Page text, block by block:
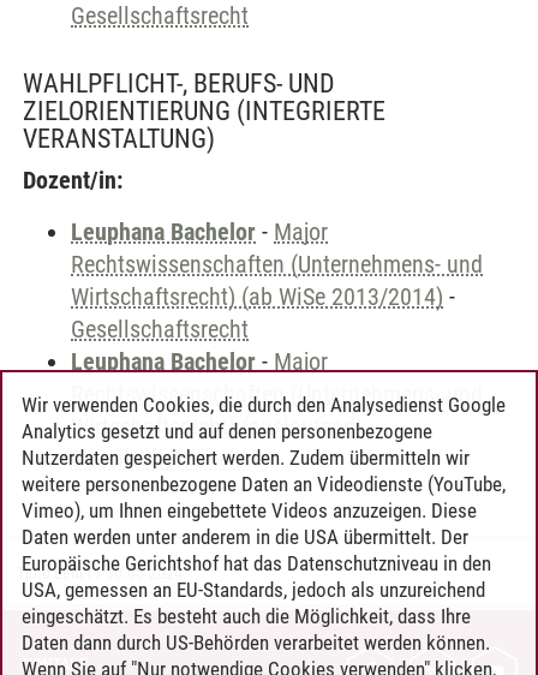
Gesellschaftsrecht
WAHLPFLICHT-, BERUFS- UND
ZIELORIENTIERUNG (INTEGRIERTE
VERANSTALTUNG)
Dozent/in:
Leuphana Bachelor - Major
Rechtswissenschaften (Unternehmens- und
Wirtschaftsrecht) (ab WiSe 2013/2014) -
Gesellschaftsrecht
Leuphana Bachelor - Major
Rechtswissenschaften (Unternehmens- und
Wirtschaftsrecht) (auslaufend)-
Gesellschaftsrecht
Timo Leder/30.06.2024
KONTAKT
Wir verwenden Cookies, die durch den Analysedienst Google
Analytics gesetzt und auf denen personenbezogene
Nutzerdaten gespeichert werden. Zudem übermitteln wir
weitere personenbezogene Daten an Videodienste (YouTube,
Vimeo), um Ihnen eingebettete Videos anzuzeigen. Diese
Daten werden unter anderem in die USA übermittelt. Der
Europäische Gerichtshof hat das Datenschutzniveau in den
USA, gemessen an EU-Standards, jedoch als unzureichend
eingeschätzt. Es besteht auch die Möglichkeit, dass Ihre
Daten dann durch US-Behörden verarbeitet werden können.
Wenn Sie auf "Nur notwendige Cookies verwenden" klicken,